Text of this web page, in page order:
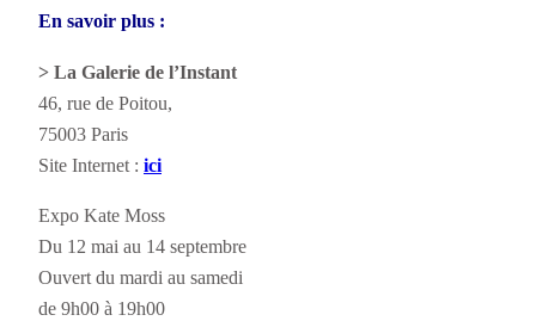
En savoir plus :
> La Galerie de l’Instant
46, rue de Poitou,
75003 Paris
Site Internet : ici
Expo Kate Moss
Du 12 mai au 14 septembre
Ouvert du mardi au samedi
de 9h00 à 19h00